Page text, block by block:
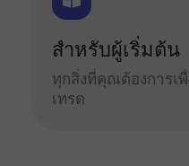
สำหรับผู้เริ่มต้น
ทุกสิ่งที่คุณต้องการเ
เทรด